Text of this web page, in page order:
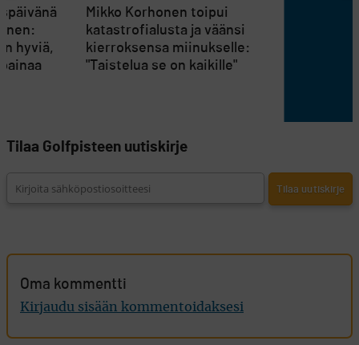
Mikko Korhonen toipui
katastrofialusta ja väänsi
kierroksensa miinukselle:
"Taistelua se on kaikille"
hyviä,
Tilaa Golfpisteen uutiskirje
Oma kommentti
Kirjaudu sisään kommentoidaksesi